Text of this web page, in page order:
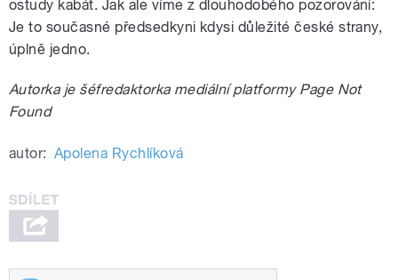
ostudy kabát. Jak ale víme z dlouhodobého pozorování:
Je to současné předsedkyni kdysi důležité české strany,
úplně jedno.
Autorka je šéfredaktorka mediální platformy Page Not
Found
autor: Apolena Rychlíková